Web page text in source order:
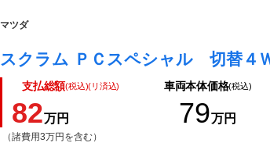
マツダ
支払総額(税込)(リ済込)
82万円
（諸費用3万円を含む）
車両本体価格(税込)
79万円